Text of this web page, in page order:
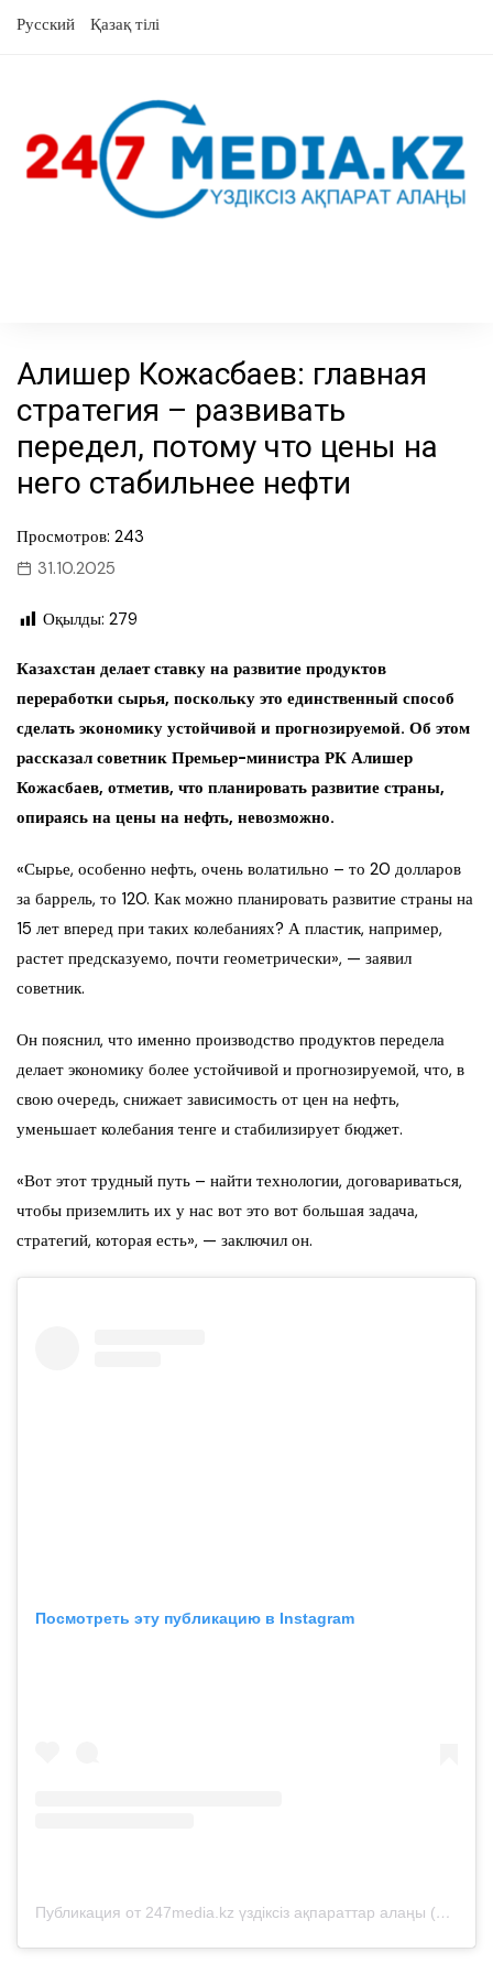
Русский Қазақ тілі
Алишер Кожасбаев: главная
стратегия – развивать
передел, потому что цены на
него стабильнее нефти
Просмотров: 243
31.10.2025
Оқылды: 279
Казахстан делает ставку на развитие продуктов
переработки сырья, поскольку это единственный способ
сделать экономику устойчивой и прогнозируемой. Об этом
рассказал советник Премьер-министра РК Алишер
Кожасбаев, отметив, что планировать развитие страны,
опираясь на цены на нефть, невозможно.
«Сырье, особенно нефть, очень волатильно – то 20 долларов
за баррель, то 120. Как можно планировать развитие страны на
15 лет вперед при таких колебаниях? А пластик, например,
растет предсказуемо, почти геометрически», — заявил
советник.
Он пояснил, что именно производство продуктов передела
делает экономику более устойчивой и прогнозируемой, что, в
свою очередь, снижает зависимость от цен на нефть,
уменьшает колебания тенге и стабилизирует бюджет.
«Вот этот трудный путь – найти технологии, договариваться,
чтобы приземлить их у нас вот это вот большая задача,
стратегий, которая есть», — заключил он.
Посмотреть эту публикацию в Instagram
Публикация от 247media.kz үздіксіз ақпараттар алаңы (@247media.kz)